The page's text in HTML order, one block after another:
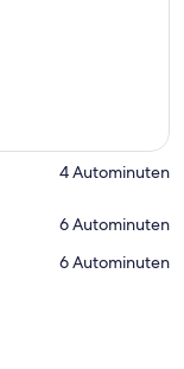
‪4 Autominuten‬
‪6 Autominuten‬
‪6 Autominuten‬